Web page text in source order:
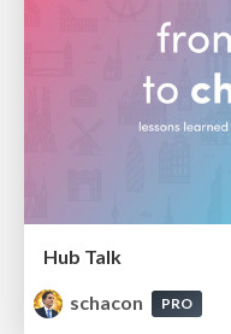
Hub Talk
schacon
PRO